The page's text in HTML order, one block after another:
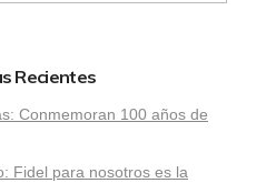
Recientes
Conmemoran 100 años de
Fidel para nosotros es la